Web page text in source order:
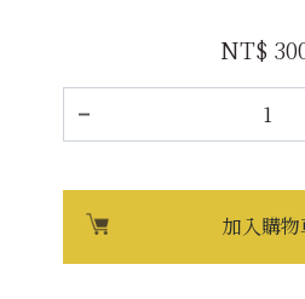
NT$
加入購物